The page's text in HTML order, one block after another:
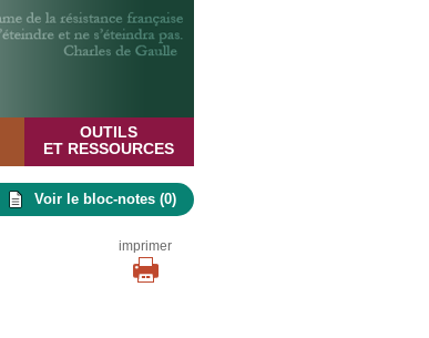
OUTILS
ET RESSOURCES
Voir le bloc-notes (0)
imprimer